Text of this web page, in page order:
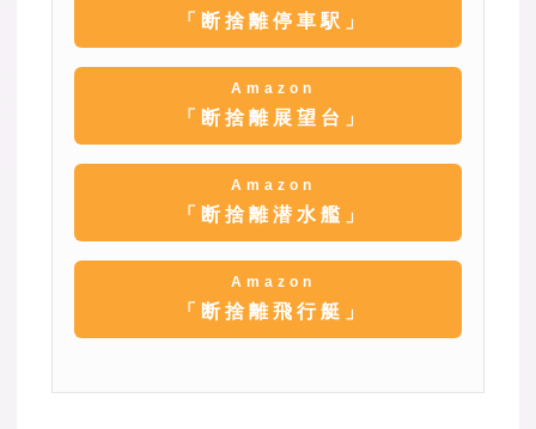
「断捨離停車駅」
Amazon
「断捨離展望台」
Amazon
「断捨離潜水艦」
Amazon
「断捨離飛行艇」